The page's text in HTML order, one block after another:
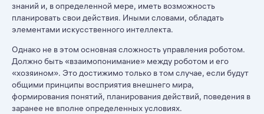
знаний и, в определенной мере, иметь возможность
планировать свои действия. Иными словами, обладать
элементами искусственного интеллекта.
Однако не в этом основная сложность управления роботом.
Должно быть «взаимопонимание» между роботом и его
«хозяином». Это достижимо только в том случае, если будут
общими принципы восприятия внешнего мира,
формирования понятий, планирования действий, поведения в
заранее не вполне определенных условиях.